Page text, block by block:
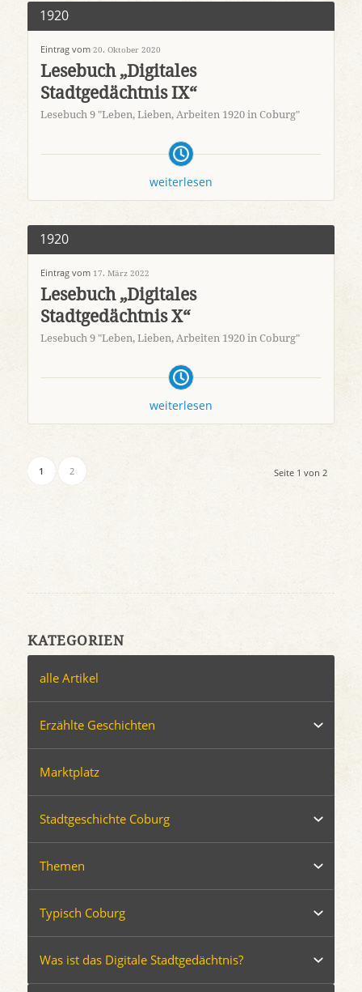
1920
Eintrag vom 20. Oktober 2020
Lesebuch „Digitales
Stadtgedächtnis IX“
Lesebuch 9 "Leben, Lieben, Arbeiten 1920 in Coburg"
weiterlesen
1920
Eintrag vom 17. März 2022
Lesebuch „Digitales
Stadtgedächtnis X“
Lesebuch 9 "Leben, Lieben, Arbeiten 1920 in Coburg"
weiterlesen
Seite 1 von 2
1 2
KATEGORIEN
alle Artikel
Erzählte Geschichten
Marktplatz
Stadtgeschichte Coburg
Themen
Typisch Coburg
Was ist das Digitale Stadtgedächtnis?